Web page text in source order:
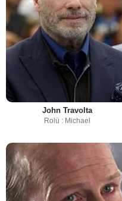
John Travolta
Rolü : Michael